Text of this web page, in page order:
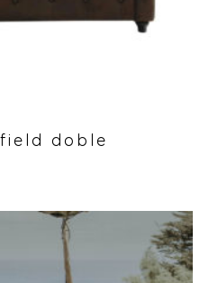
doble